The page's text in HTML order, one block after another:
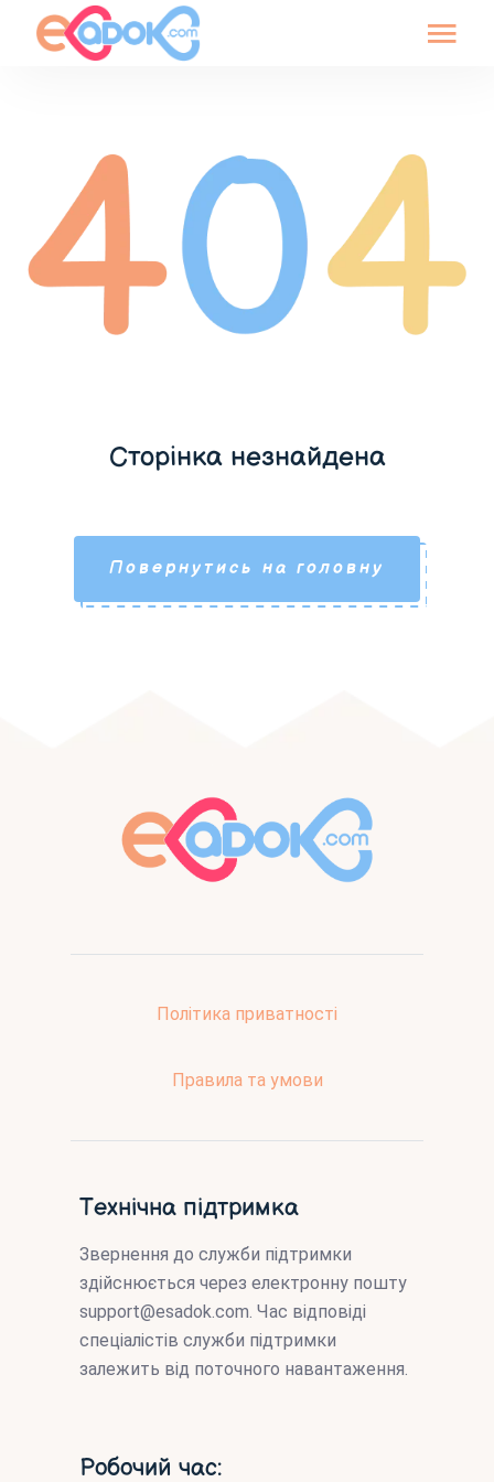
Сторінка незнайдена
Повернутись на головну
Політика приватності
Правила та умови
Технічна підтримка
Звернення до служби підтримки
здійснюється через електронну пошту
support@esadok.com. Час відповіді
спеціалістів служби підтримки
залежить від поточного навантаження.
Робочий час: